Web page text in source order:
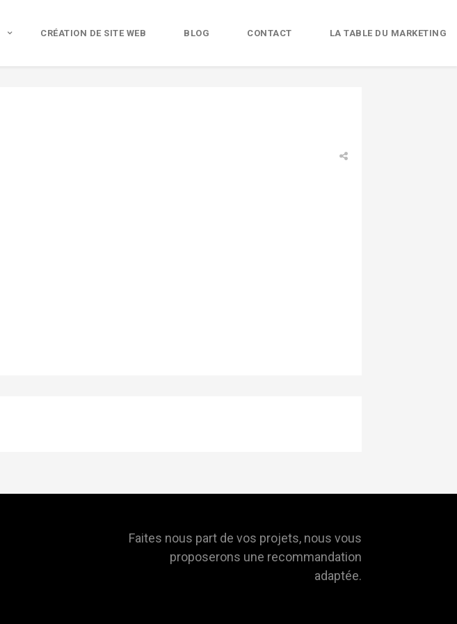
CRÉATION DE SITE WEB BLOG CONTACT LA TABLE DU MARKETING
Faites nous part de vos projets, nous vous
proposerons une recommandation
adaptée.